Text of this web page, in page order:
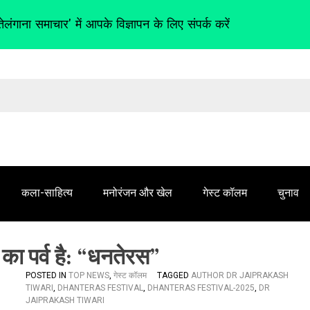
कला-साहित्य मनोरंजन और खेल गेस्ट कॉलम चुनाव
पर्व है: “धनतेरस”
POSTED IN TOP NEWS, गेस्ट कॉलम TAGGED AUTHOR DR JAIPRAKASH
TIWARI , DHANTERAS FESTIVAL, DHANTERAS FESTIVAL-2025, DR
JAIPRAKASH TIWARI
समाचार' में आपके विज्ञापन के लिए संपर्क करें